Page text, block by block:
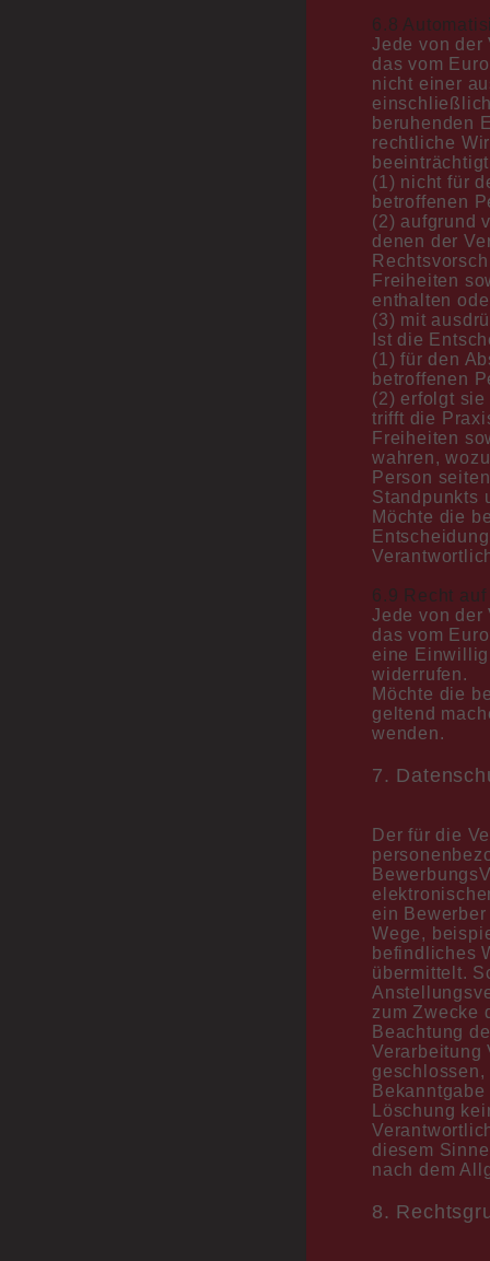
6.8
Jede von der
das vom
nicht einer
beruhenden
rechtliche
(1) nicht für
betroffenen
(2) aufgrund
denen der
Freiheiten
enthalten
(3) mit
Ist die
(1) für den
betroffenen
(2) erfolgt
trifft die
Freiheiten
wahren,
Person
Standpunkts
Möchte die
6.9 Recht
Jede von der
das vom
eine
widerrufen.
Möchte die
geltend
wenden.
7.
Der für die
ein
Wege,
befindliches
übermittelt.
zum Zwecke
Beachtung
Verarbeitung
Löschung
diesem
nach dem
8.
Universitäts-Kinderklinik Lübeck ist am
Mittwoch und Freitag von 16:00 Uhr bis 19:00
Uhr und am Samstag und Sonntag und an den
Feiertagen von 10:00 Uhr bis 13:00 Uhr und von
16:00 Uhr bis 19:00 Uhr zuständig 0451-
Zu allen anderen Zeiten (nachts und am
Wochenende) melden Sie sich bitte in der
Notaufnahme der Universitäts-Kinderklinik
Seit dem Quartal 04/2018 ist die HPV-Impfung
auch für Jungen empfohlen und wird von den
Mitarbeitern nach Terminen zu den zusätzlichen
Vorsorgeuntersuchungen für Ihr Kind. Es
handelt sich hierbei um die U10 (7-8 Jahre), die
U11 (9-10), die J1 (12-14) und die J2 (16-17)
Bitte beachten Sie außerdem unser erweitertes
Wettkampftauglichkeitsuntersuchungen, Augen-
Vorsorge-Untersuchung, Rehabilitation und